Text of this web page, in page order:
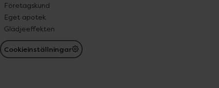
Företagskund
Eget apotek
Glädjeeffekten
Cookieinställningar